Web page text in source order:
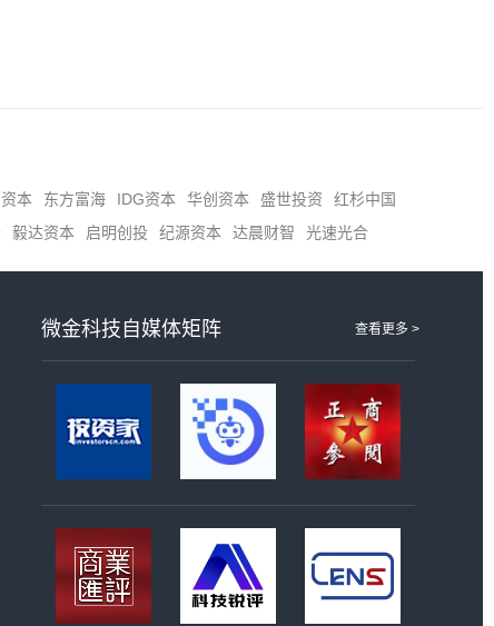
本 东方富海 IDG资本 华创资本 盛世投资
红杉中国
毅达资本 启明创投 纪源资本 达晨财智 光速光合
查看更多 >
微金科技自媒体矩阵